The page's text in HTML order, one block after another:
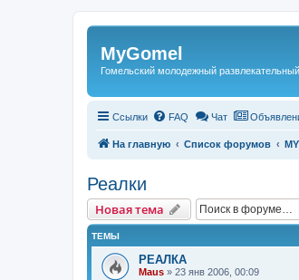
Регистрация
MyGomel
Гомельский молодежный
Ссылки FAQ Чат
На главную Список форумов
Реалки
Новая тема
Новаятема
ТЕМЫ
РЕАЛКА
Maus » 23 янв 2006, 00:09